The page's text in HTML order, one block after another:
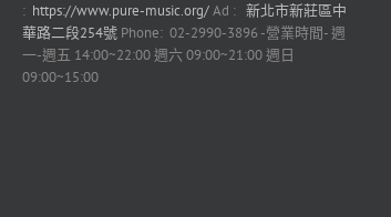
: https://www.pure-music.org/Ad : 新北市新莊區中
華路二段254號 Phone: 02-2990-3896 -營業時間- 週
一-週五 14:00~22:00 週六 09:00~21:00 週日
09:00~15:00